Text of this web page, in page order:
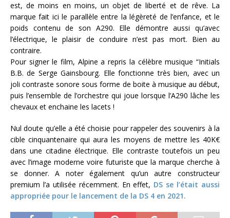
est, de moins en moins, un objet de liberté et de rêve. La
marque fait ici le parallèle entre la légèreté de l’enfance, et le
poids contenu de son A290. Elle démontre aussi qu’avec
l’électrique, le plaisir de conduire n’est pas mort. Bien au
contraire.
Pour signer le film, Alpine a repris la célèbre musique “Initials
B.B. de Serge Gainsbourg. Elle fonctionne très bien, avec un
joli contraste sonore sous forme de boite à musique au début,
puis l’ensemble de l’orchestre qui joue lorsque l’A290 lâche les
chevaux et enchaine les lacets !
Nul doute qu’elle a été choisie pour rappeler des souvenirs à la
cible cinquantenaire qui aura les moyens de mettre les 40K€
dans une citadine électrique. Elle contraste toutefois un peu
avec l’image moderne voire futuriste que la marque cherche à
se donner. A noter également qu’un autre constructeur
premium l’a utilisée récemment. En effet, DS se l’était aussi
appropriée pour le lancement de la DS 4 en 2021.